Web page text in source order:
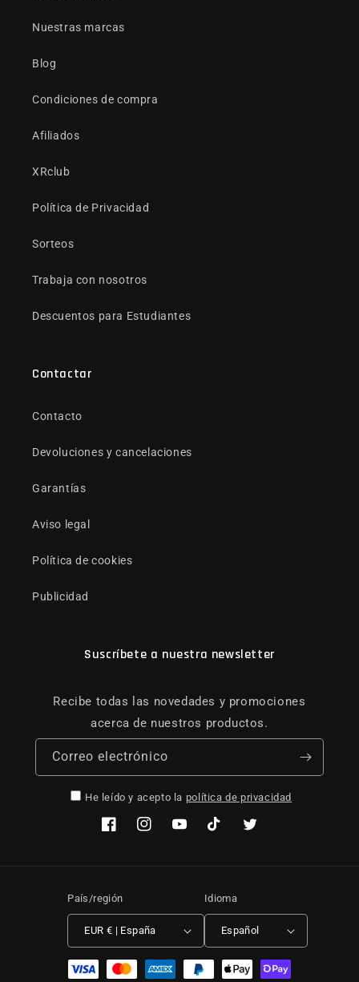
Nuestras marcas
Blog
Condiciones de compra
Afiliados
XRclub
Política de Privacidad
Sorteos
Trabaja con nosotros
Descuentos para Estudiantes
Contactar
Contacto
Devoluciones y cancelaciones
Garantías
Aviso legal
Política de cookies
Publicidad
Suscríbete a nuestra newsletter
Recibe todas las novedades y promociones
acerca de nuestros productos.
Correo electrónico
He leído y acepto la política de privacidad
FacebookInstagramYouTubeTikTok Twitter
País/región
EUR € | España
Idioma
Español
Formas de pago